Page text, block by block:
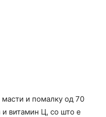
и помалку од 70
витамин Ц, со што е